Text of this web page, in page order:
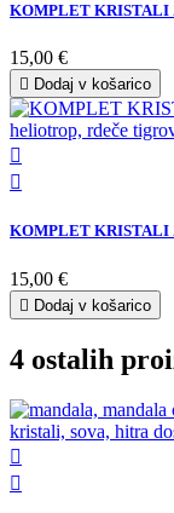
KOMPLET KRISTALI
15,00 €
 Dodaj v košarico


KOMPLET KRISTALI
15,00 €
 Dodaj v košarico
4 ostalih

